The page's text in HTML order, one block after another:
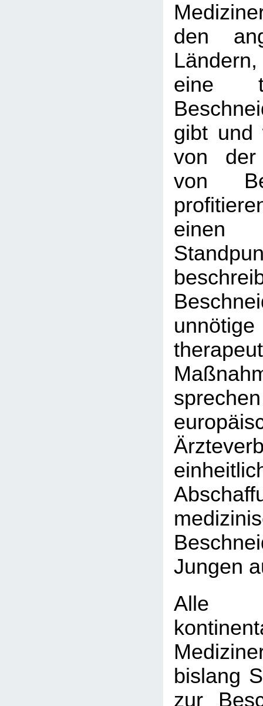
den
eine
gibt und
von der
von
einen
Jungen
Alle
bislang
zur